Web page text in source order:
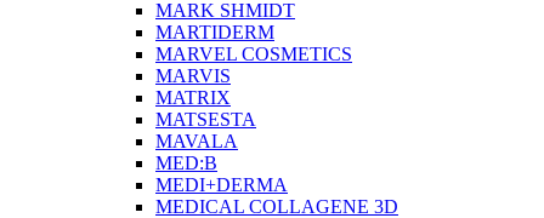
MARK SHMIDT
MARTIDERM
MARVEL COSMETICS
MARVIS
MATRIX
MATSESTA
MAVALA
MED:B
MEDI+DERMA
MEDICAL COLLAGENE 3D